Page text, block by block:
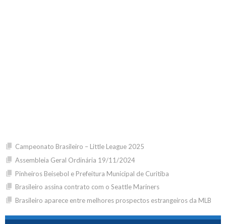
Campeonato Brasileiro – Little League 2025
Assembleia Geral Ordinária 19/11/2024
Pinheiros Beisebol e Prefeitura Municipal de Curitiba
Brasileiro assina contrato com o Seattle Mariners
Brasileiro aparece entre melhores prospectos estrangeiros da MLB